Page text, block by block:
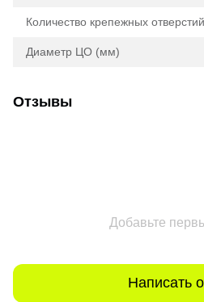
Количество крепежных отверстий
Диаметр ЦО (мм)
Отзывы
Добавьте
Написать